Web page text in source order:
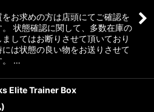
お求めの方は店頭にてご確認を
状態確認に関して、多数在庫の
してはお断りさせて頂いており
には状態の良い物をお送りさせて
。 …
Elite Trainer Box